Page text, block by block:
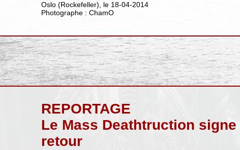
Oslo (Rockefeller), le 18-04-2014
Photographe : ChamO
REPORTAGE
Le Mass Deathtruction
retour